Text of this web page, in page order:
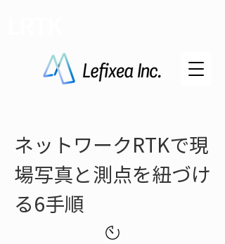
ネットワークRTKで現
場写真と測点を紐づけ
る6手順